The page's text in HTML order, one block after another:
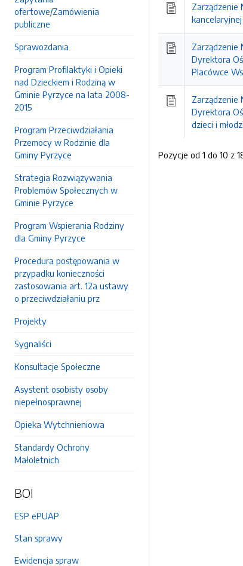
ofertowe/Zamówienia
publiczne
Sprawozdania
Program Profilaktyki i Opieki
nad Dzieckiem i Rodziną w
Gminie Pyrzyce na lata 2008-
2015
Program Przeciwdziałania
Przemocy w Rodzinie dla
Gminy Pyrzyce
Strategia Rozwiązywania
Problemów Społecznych w
Gminie Pyrzyce
Program Wspierania Rodziny
dla Gminy Pyrzyce
Procedura postępowania w
przypadku konieczności
zastosowania art. 12a ustawy
o przeciwdziałaniu prz
Projekty
Sygnaliści
Konsultacje Społeczne
Asystent osobisty osoby
niepełnosprawnej
Opieka Wytchnieniowa
Standardy Ochrony
Małoletnich
BOI
ESP ePUAP
Stan sprawy
Ewidencja spraw
Zarządzenie
Zarządzenie
Dyrektora
Placówce
Zarządzenie
Dyrektora
dzieci i
Pozycje od 1 do 10 z